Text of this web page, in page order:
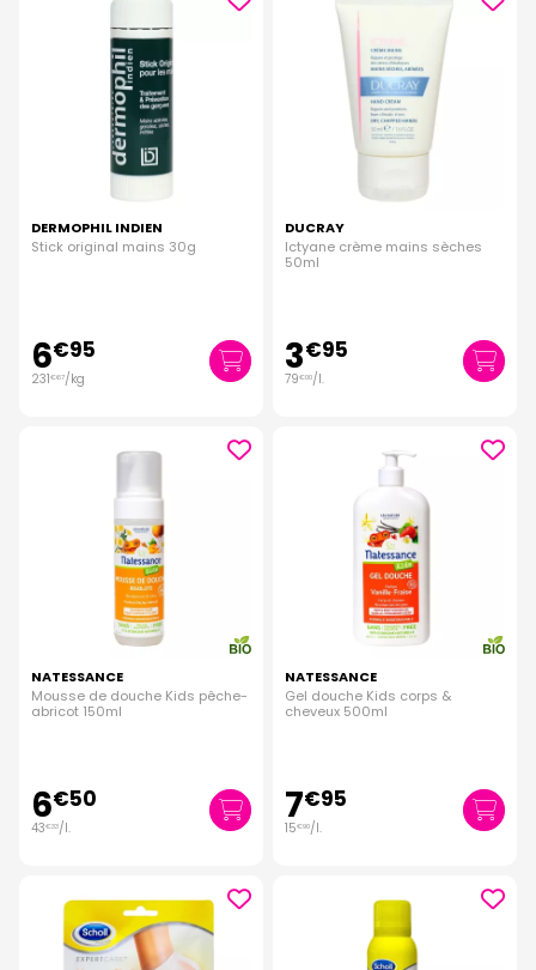
DERMOPHIL INDIEN
Stick original mains 30g
6€95
231€67/kg
DUCRAY
Ictyane crème mains sèches
50ml
3€95
79€00/l.
NATESSANCE
Mousse de douche Kids pêche-
abricot 150ml
6€50
43€33/l.
NATESSANCE
Gel douche Kids corps &
cheveux 500ml
7€95
15€90/l.